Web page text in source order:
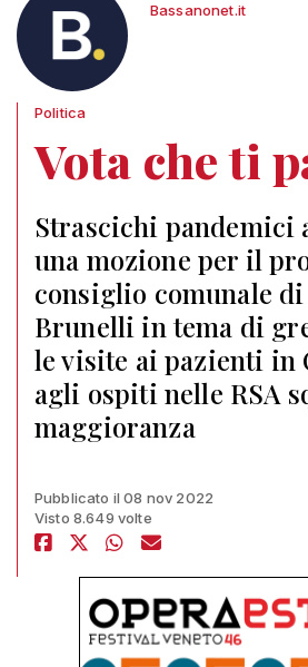
Bassanonet.it
Politica
Vota che ti
Strascichi pandemici
una mozione per il
consiglio comunale
Brunelli in tema di
le visite ai pazienti in
agli ospiti nelle RSA
maggioranza
Pubblicato il 08 nov 2022
Visto 8.649 volte